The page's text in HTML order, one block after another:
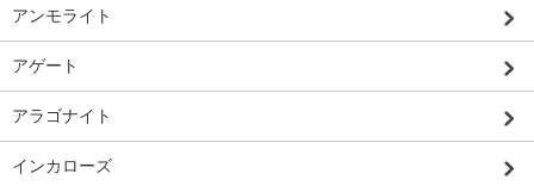
アンモライト
アゲート
アラゴナイト
インカローズ